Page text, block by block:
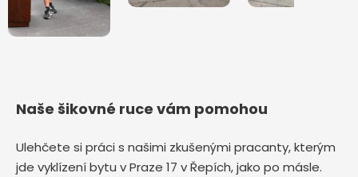
Naše šikovné ruce vám pomohou
Ulehčete si práci s našimi zkušenými pracanty, kterým
jde vyklízení bytu v Praze 17 v Řepích,jako po másle.